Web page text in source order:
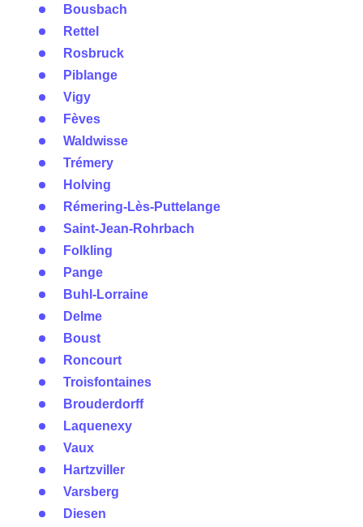
Bousbach
Rettel
Rosbruck
Piblange
Vigy
Fèves
Waldwisse
Trémery
Holving
Rémering-Lès-Puttelange
Saint-Jean-Rohrbach
Folkling
Pange
Buhl-Lorraine
Delme
Boust
Roncourt
Troisfontaines
Brouderdorff
Laquenexy
Vaux
Hartzviller
Varsberg
Diesen